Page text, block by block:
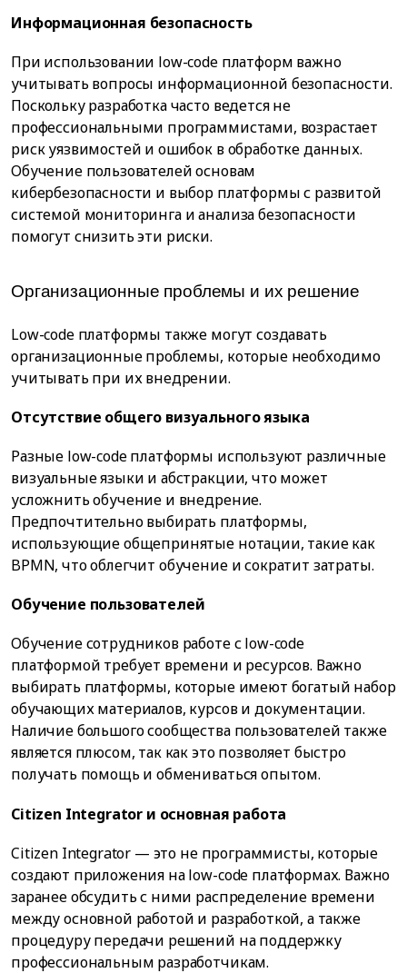
Информационная безопасность
При использовании low-code платформ важно
учитывать вопросы информационной безопасности.
Поскольку разработка часто ведется не
профессиональными программистами, возрастает
риск уязвимостей и ошибок в обработке данных.
Обучение пользователей основам
кибербезопасности и выбор платформы с развитой
системой мониторинга и анализа безопасности
помогут снизить эти риски.
Организационные проблемы и их решение
Low-code платформы также могут создавать
организационные проблемы, которые необходимо
учитывать при их внедрении.
Отсутствие общего визуального языка
Разные low-code платформы используют различные
визуальные языки и абстракции, что может
усложнить обучение и внедрение.
Предпочтительно выбирать платформы,
использующие общепринятые нотации, такие как
BPMN, что облегчит обучение и сократит затраты.
Обучение пользователей
Обучение сотрудников работе с low-code
платформой требует времени и ресурсов. Важно
выбирать платформы, которые имеют богатый набор
обучающих материалов, курсов и документации.
Наличие большого сообщества пользователей также
является плюсом, так как это позволяет быстро
получать помощь и обмениваться опытом.
Citizen Integrator и основная работа
Citizen Integrator — это не программисты, которые
создают приложения на low-code платформах. Важно
заранее обсудить с ними распределение времени
между основной работой и разработкой, а также
процедуру передачи решений на поддержку
профессиональным разработчикам.